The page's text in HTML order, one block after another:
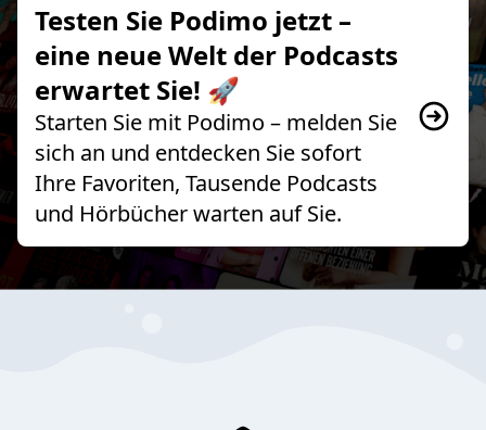
Testen Sie Podimo jetzt –
eine neue Welt der Podcasts
erwartet Sie! 🚀
Starten Sie mit Podimo – melden Sie
sich an und entdecken Sie sofort
Ihre Favoriten, Tausende Podcasts
und Hörbücher warten auf Sie.